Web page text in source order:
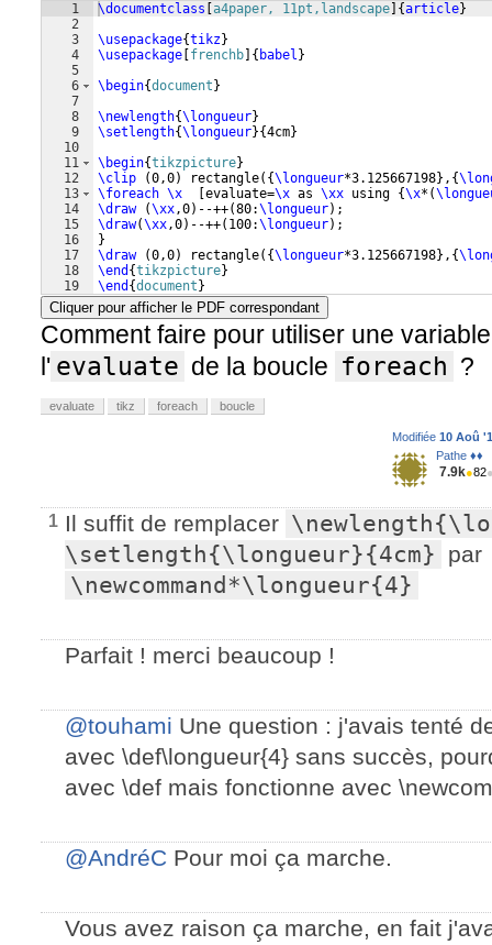
1
2
3
4
5
6
7
8
9
10
11
12
13
14
15
16
17
18
19
\documentclass a4paper, 11pt,landscape {article}
\usepackage{tikz}
\usepackage frenchb { babel }
\begin{document }
\newlength{\longueur}
\setlength{\longueur}{4cm}
\begin{tikzpicture}
\clip
(0,0) rectangle({\longueur*3.125667198} , {
\foreach \x evaluate=\x as \xx using {\x* (
\draw
(\xx,0) --++(80:\longueur) ;
\draw(\xx,0) --++( 100:\longueur) ;
}
\draw
(0,0) rectangle({\longueur*3.125667198} , {
\end {tikzpicture}
\end {document }
Cliquer pour afficher le PDF correspondant
Comment faire pour utiliser une
l' evaluate de la boucle foreach ?
evaluate tikz foreach boucle
Modifiée 10 Aoû
Pathe ♦♦
7.9k●82
1 Il suffit de remplacer
\setlength{\longueur}{4cm}
par
\newcommand*\longueur{4}
Parfait ! merci beaucoup !
@touhami Une question : j'avais tenté
avec \def\longueur{4} sans succès,
avec \def mais fonctionne avec
@AndréC Pour moi ça marche.
Vous avez raison ça marche, en fait